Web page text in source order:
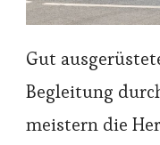
Gut
Begleitung
meistern die